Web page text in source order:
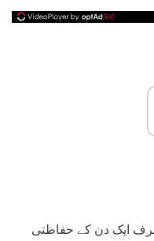
ایک دن کے حفاظتی